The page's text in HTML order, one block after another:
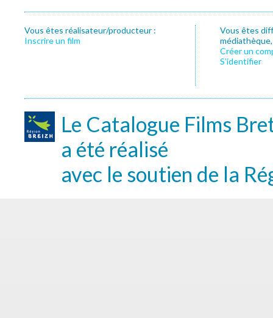
Vous êtes réalisateur/producteur :
Inscrire un film
Vous êtes
Créer un
S’identifier
Le Catalogue Films
a été réalisé
avec le soutien de la